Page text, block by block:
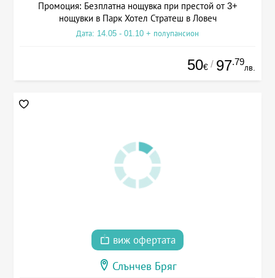
Промоция: Безплатна нощувка при престой от 3+
нощувки в Парк Хотел Стратеш в Ловеч
Дата: 14.05 - 01.10 + полупансион
50€ / 97.79
лв.
виж офертата
Слънчев Бряг